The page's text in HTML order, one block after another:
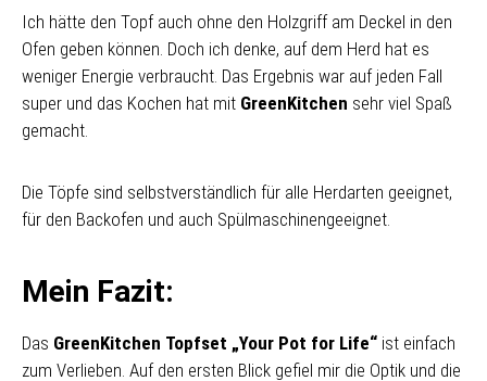
Ich hätte den Topf auch ohne den Holzgriff am Deckel in den
Ofen geben können. Doch ich denke, auf dem Herd hat es
weniger Energie verbraucht. Das Ergebnis war auf jeden Fall
super und das Kochen hat mit GreenKitchen sehr viel Spaß
gemacht.
Die Töpfe sind selbstverständlich für alle Herdarten geeignet,
für den Backofen und auch Spülmaschinengeeignet.
Mein Fazit:
Das GreenKitchen Topfset „Your Pot for Life“ ist einfach
zum Verlieben. Auf den ersten Blick gefiel mir die Optik und die